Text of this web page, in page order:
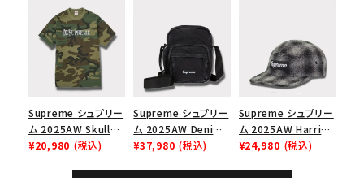
Cap オーバーダイド
キャンプキャップ ブ
ラック
ュバック 5パネルキャ
ップ トゥルーティン
バーHTC フォールカ
Supreme シュプリー
ム 2025AW Skull
Tee スカル Tシャ
¥20,980 (税込)
Supreme シュプリー
ム 2025AW Denim
Shoulder Bag デニ
¥37,980 (税込)
Supreme シュプリー
ム 2025AW Harris
Tweed Camp Cap
¥24,980 (税込)